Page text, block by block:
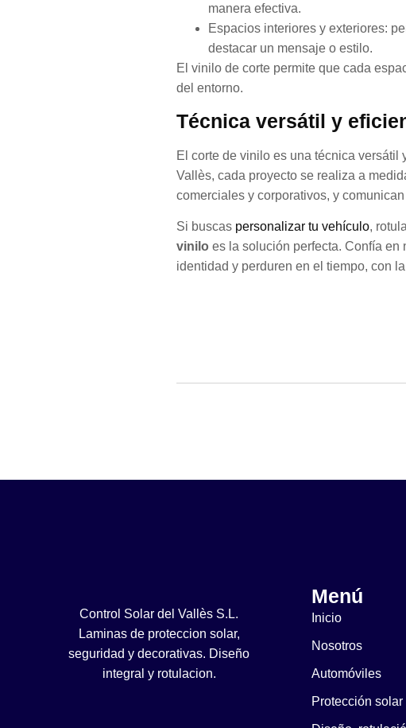
manera efectiva.
Espacios interiores y exteriores:
destacar un mensaje o estilo.
El vinilo de corte permite que cada
del entorno.
Técnica versátil y
El corte de vinilo es una técnica
Vallès, cada proyecto se realiza a
comerciales y corporativos, y
Si buscas personalizar tu vehículo,
vinilo es la solución perfecta. Confía en
identidad y perduren en el tiempo, con
Control Solar del Vallès S.L.
Laminas de proteccion solar,
seguridad y decorativas. Diseño
integral y rotulacion.
Menú
Inicio
Nosotros
Automóviles
Protección solar